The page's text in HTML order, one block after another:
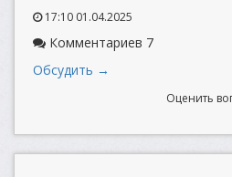
17:10 01.04.2025
Комментариев 7
Обсудить →
Оценить